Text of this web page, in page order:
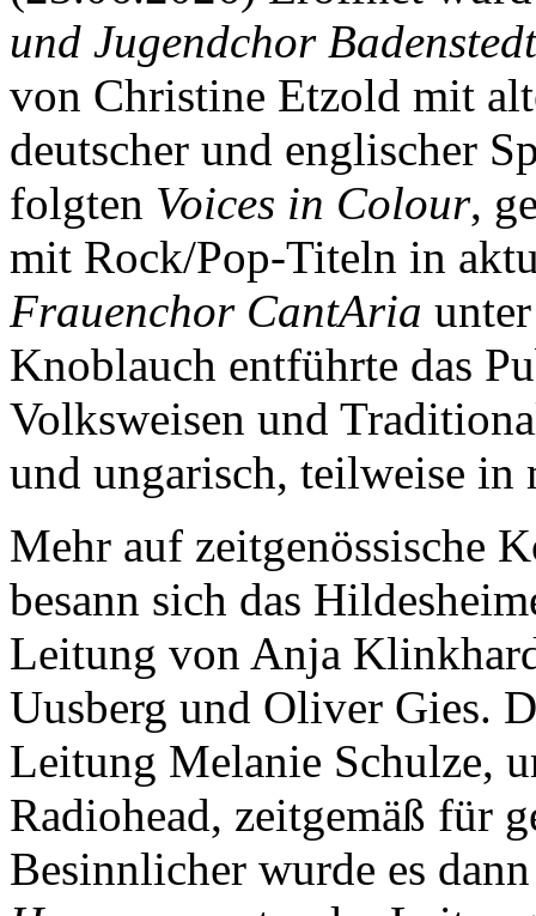
und Jugendchor
von Christine Etzold mit
deutscher und englischer
folgten Voices in Colour,
mit Rock/Pop-Titeln in
Frauenchor CantAria
Knoblauch entführte das
Volksweisen und
und ungarisch, teilweise in
Mehr auf zeitgenössische
besann sich das
Leitung von Anja
Uusberg und Oliver Gies.
Leitung Melanie Schulze,
Radiohead, zeitgemäß für
Besinnlicher wurde es